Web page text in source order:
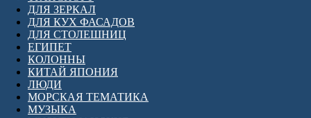
ДЛЯ ЗЕРКАЛ
ДЛЯ КУХ ФАСАДОВ
ДЛЯ СТОЛЕШНИЦ
ЕГИПЕТ
КОЛОННЫ
КИТАЙ ЯПОНИЯ
ЛЮДИ
МОРСКАЯ ТЕМАТИКА
МУЗЫКА